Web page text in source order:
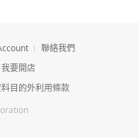
聯絡我們
我要開店
目的外利用條款